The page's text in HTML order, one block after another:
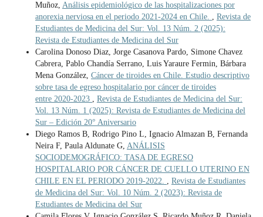
Muñoz, Análisis epidemiológico de las hospitalizaciones por
anorexia nerviosa en el periodo 2021-2024 en Chile. , Revista de
Estudiantes de Medicina del Sur: Vol. 13 Núm. 2 (2025):
Revista de Estudiantes de Medicina del Sur
Carolina Donoso Diaz, Jorge Casanova Pardo, Simone Chavez
Cabrera, Pablo Chandía Serrano, Luis Yaraure Fermin, Bárbara
Mena González, Cáncer de tiroides en Chile. Estudio descriptivo
sobre tasa de egreso hospitalario por cáncer de tiroides
entre 2020-2023 , Revista de Estudiantes de Medicina del Sur:
Vol. 13 Núm. 1 (2025): Revista de Estudiantes de Medicina del
Sur – Edición 20° Aniversario
Diego Ramos B, Rodrigo Pino L, Ignacio Almazan B, Fernanda
Neira F, Paula Aldunate G, ANÁLISIS
SOCIODEMOGRÁFICO: TASA DE EGRESO
HOSPITALARIO POR CÁNCER DE CUELLO UTERINO EN
CHILE EN EL PERIODO 2019-2022. , Revista de Estudiantes
de Medicina del Sur: Vol. 10 Núm. 2 (2023): Revista de
Estudiantes de Medicina del Sur